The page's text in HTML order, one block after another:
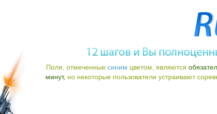
Поля, отмеченные синим цветом, являются
минут, но некоторые пользователи устраивают